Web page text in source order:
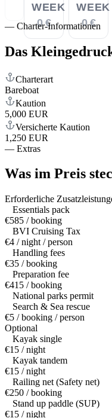
WEEK
0 €
WEEK
0 €
— Charter-Informationen
Das
Charterart
Bareboat
Kaution
5,000 EUR
Versicherte Kaution
1,250 EUR
— Extras
Was im Preis
Erforderliche
Essentials pack
€585 / booking
BVI Cruising Tax
€4 / night / person
Handling fees
€35 / booking
Preparation fee
€415 / booking
National parks permit
Search & Sea rescue
€5 / booking / person
Optional
Kayak single
€15 / night
Kayak tandem
€15 / night
Railing net (Safety net)
€250 / booking
Stand up paddle (SUP)
€15 / night